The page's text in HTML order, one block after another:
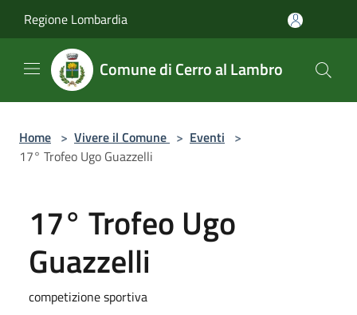
Regione Lombardia
Comune di Cerro al Lambro
Home > Vivere il Comune > Eventi >
17° Trofeo Ugo Guazzelli
17° Trofeo Ugo
Guazzelli
competizione sportiva